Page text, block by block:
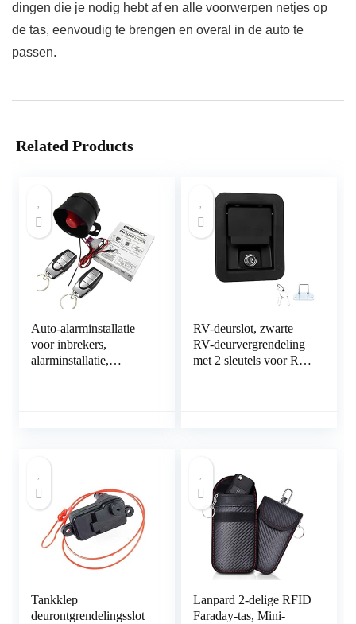
dingen die je nodig hebt af en alle voorwerpen netjes op
de tas, eenvoudig te brengen en overal in de auto te
passen.
Related Products
Auto-alarminstallatie
voor inbrekers,
alarminstallatie,
RV-deurslot, zwarte
RV-deurvergrendeling
met 2 sleutels voor RV
Tankklep
deurontgrendelingsslot
Lanpard 2-delige RFID
Faraday-tas, Mini-